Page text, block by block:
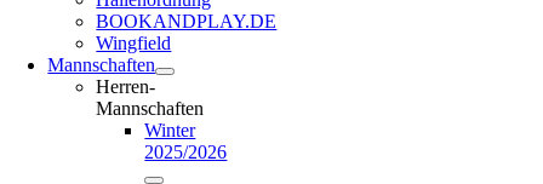
BOOKANDPLAY.DE
Wingfield
Mannschaften
Herren-
Mannschaften
Winter
2025/2026